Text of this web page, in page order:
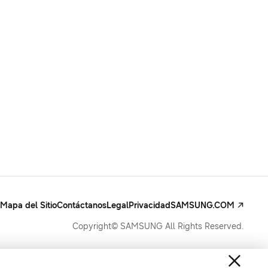
Mapa del SitioContáctanosLegalPrivacidadSAMSUNG.COM
Copyright© SAMSUNG All Rights Reserved.